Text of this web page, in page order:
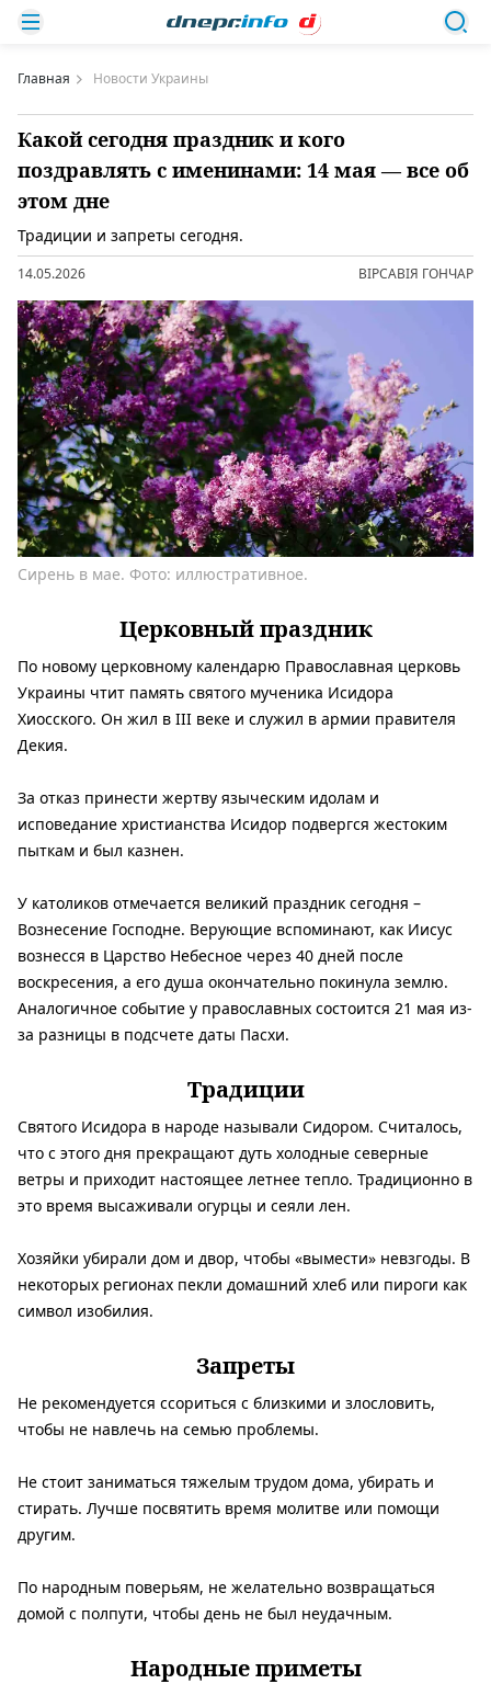
Главная Новости Украины
Какой сегодня праздник и кого
поздравлять с именинами: 14 мая — все об
этом дне
Традиции и запреты сегодня.
14.05.2026 ВІРСАВІЯ ГОНЧАР
Сирень в мае. Фото: иллюстративное.
Церковный праздник
По новому церковному календарю Православная церковь
Украины чтит память святого мученика Исидора
Хиосского. Он жил в III веке и служил в армии правителя
Декия.
За отказ принести жертву языческим идолам и
исповедание христианства Исидор подвергся жестоким
пыткам и был казнен.
У католиков отмечается великий праздник сегодня –
Вознесение Господне. Верующие вспоминают, как Иисус
вознесся в Царство Небесное через 40 дней после
воскресения, а его душа окончательно покинула землю.
Аналогичное событие у православных состоится 21 мая из-
за разницы в подсчете даты Пасхи.
Традиции
Святого Исидора в народе называли Сидором. Считалось,
что с этого дня прекращают дуть холодные северные
ветры и приходит настоящее летнее тепло. Традиционно в
это время высаживали огурцы и сеяли лен.
Хозяйки убирали дом и двор, чтобы «вымести» невзгоды. В
некоторых регионах пекли домашний хлеб или пироги как
символ изобилия.
Запреты
Не рекомендуется ссориться с близкими и злословить,
чтобы не навлечь на семью проблемы.
Не стоит заниматься тяжелым трудом дома, убирать и
стирать. Лучше посвятить время молитве или помощи
другим.
По народным поверьям, не желательно возвращаться
домой с полпути, чтобы день не был неудачным.
Народные приметы